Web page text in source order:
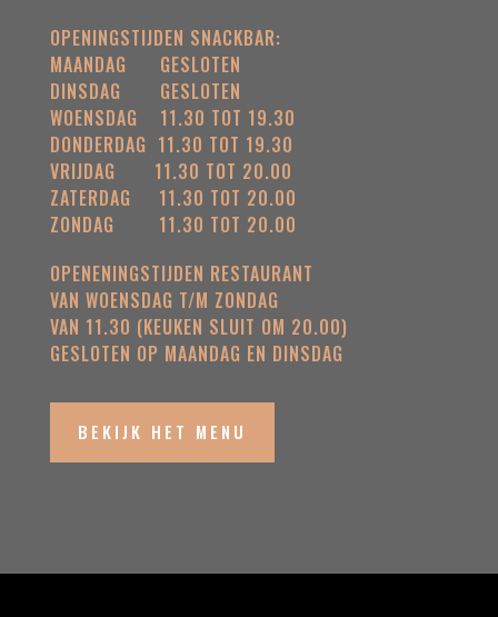
OPENINGSTIJDEN SNACKBAR:
MAANDAG
GESLOTEN
DINSDAG GESLOTEN
WOENSDAG 11.30 TOT 19.30
DONDERDAG 11.30 TOT 19.30
VRIJDAG 11.30 TOT 20.00
ZATERDAG 11.30 TOT 20.00
ZONDAG
11.30 TOT 20.00
OPENENINGSTIJDEN RESTAURANT
VAN WOENSDAG T/M ZONDAG
VAN 11.30 (KEUKEN SLUIT OM 20.00)
GESLOTEN OP MAANDAG EN DINSDAG
BEKIJK HET MENU